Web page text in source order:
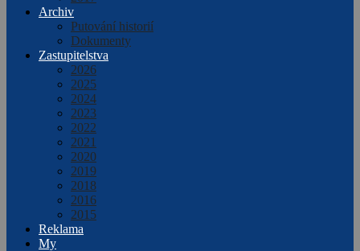
Archiv
Putování historií
Dokumenty
Zastupitelstva
2026
2025
2024
2023
2022
2021
2020
2019
2018
2016
2015
Reklama
My